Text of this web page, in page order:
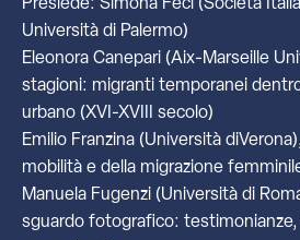
Presiede: Simona Feci (Società
Università di Palermo)
Eleonora Canepari (Aix-Marseille
stagioni: migranti temporanei
urbano (XVI-XVIII secolo)
Emilio Franzina (Università
mobilità e della migrazione
Manuela Fugenzi (Università di
sguardo fotografico: testimonianze,